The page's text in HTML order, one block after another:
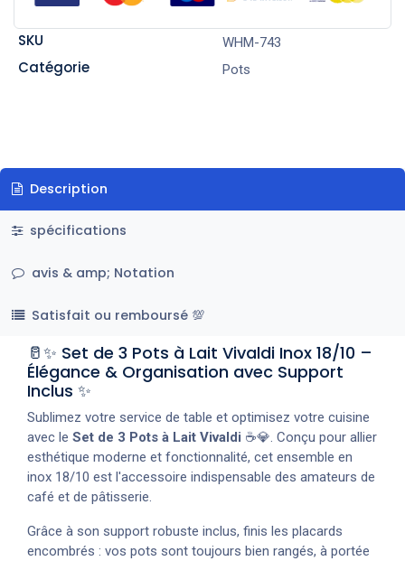
SKU WHM-743
Catégorie Pots
Description
spécifications
avis & amp; Notation
Satisfait ou remboursé 💯
🥛✨ Set de 3 Pots à Lait Vivaldi Inox 18/10 –
Élégance & Organisation avec Support
Inclus ✨
Sublimez votre service de table et optimisez votre cuisine
avec le Set de 3 Pots à Lait Vivaldi ☕💎. Conçu pour allier
esthétique moderne et fonctionnalité, cet ensemble en
inox 18/10 est l'accessoire indispensable des amateurs de
café et de pâtisserie.
Grâce à son support robuste inclus, finis les placards
encombrés : vos pots sont toujours bien rangés, à portée